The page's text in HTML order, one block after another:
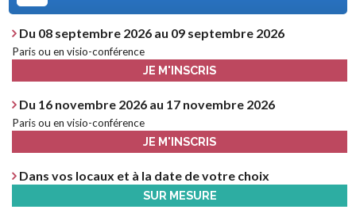
Du 08 septembre 2026 au 09 septembre 2026
Paris ou en visio-conférence
JE M'INSCRIS
Du 16 novembre 2026 au 17 novembre 2026
Paris ou en visio-conférence
JE M'INSCRIS
Dans vos locaux et à la date de votre choix
SUR MESURE